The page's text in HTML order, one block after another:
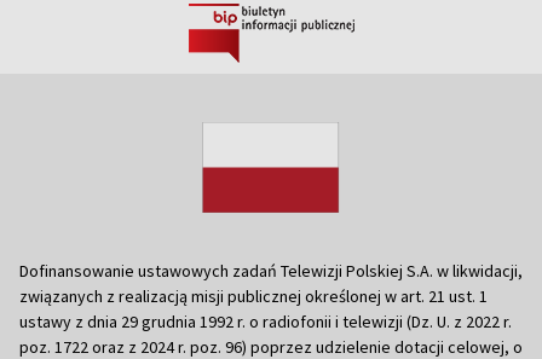
Dofinansowanie ustawowych zadań Telewizji Polskiej S.A. w likwidacji,
związanych z realizacją misji publicznej określonej w art. 21 ust. 1
ustawy z dnia 29 grudnia 1992 r. o radiofonii i telewizji (Dz. U. z 2022 r.
poz. 1722 oraz z 2024 r. poz. 96) poprzez udzielenie dotacji celowej, o